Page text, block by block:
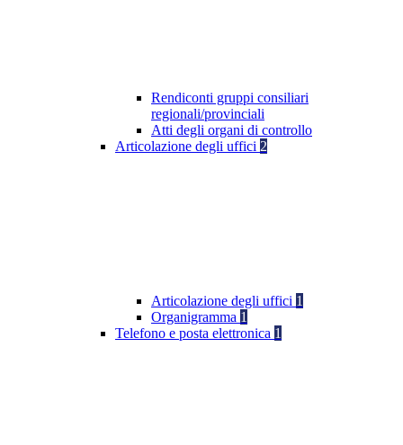
Rendiconti gruppi consiliari
regionali/provinciali
Atti degli organi di controllo
Articolazione degli uffici 2
Articolazione degli uffici 1
Organigramma 1
Telefono e posta elettronica 1